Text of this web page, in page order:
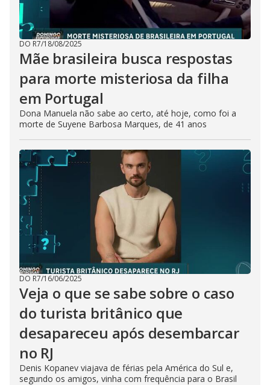
DO R7/18/08/2025
Mãe brasileira busca respostas
para morte misteriosa da filha
em Portugal
Dona Manuela não sabe ao certo, até hoje, como foi a
morte de Suyene Barbosa Marques, de 41 anos
DO R7/16/06/2025
Veja o que se sabe sobre o caso
do turista britânico que
desapareceu após desembarcar
no RJ
Denis Kopanev viajava de férias pela América do Sul e,
segundo os amigos, vinha com frequência para o Brasil